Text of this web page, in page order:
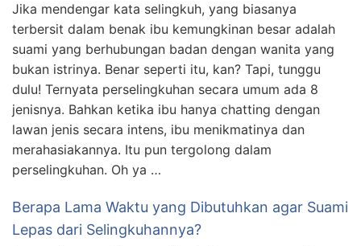
Jika mendengar kata selingkuh, yang biasanya
terbersit dalam benak ibu kemungkinan besar adalah
suami yang berhubungan badan dengan wanita yang
bukan istrinya. Benar seperti itu, kan? Tapi, tunggu
dulu! Ternyata perselingkuhan secara umum ada 8
jenisnya. Bahkan ketika ibu hanya chatting dengan
lawan jenis secara intens, ibu menikmatinya dan
merahasiakannya. Itu pun tergolong dalam
perselingkuhan. Oh ya …
Berapa Lama Waktu yang Dibutuhkan agar Suami
Lepas dari Selingkuhannya?